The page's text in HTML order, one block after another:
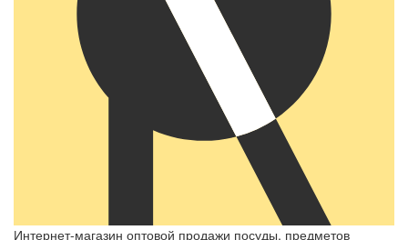
Интернет-магазин оптовой продажи посуды, предметов